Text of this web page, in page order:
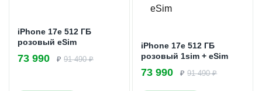
iPhone 17e 512 ГБ
розовый eSim
73 990 ₽ 91 490 ₽
iPhone 17e 512 ГБ
розовый 1sim + eSim
73 990 ₽91 490 ₽